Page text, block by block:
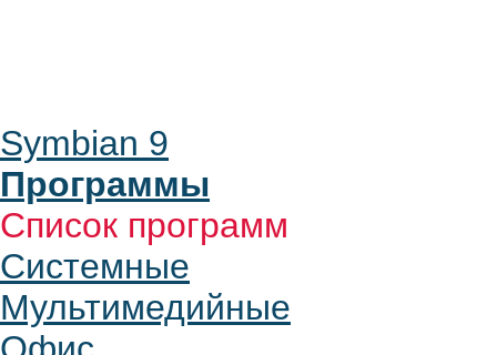
Symbian 9
Программы
Список программ
Системные
Мультимедийные